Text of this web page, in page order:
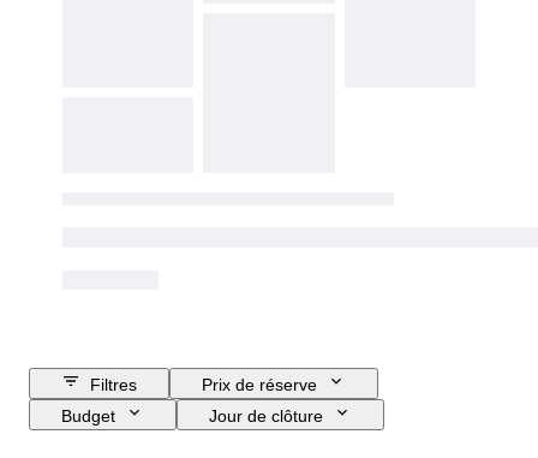
Filtres
Prix de réserve
Budget
Jour de clôture